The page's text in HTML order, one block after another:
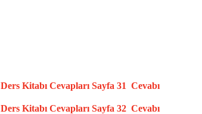
Ders Kitabı Cevapları Sayfa 31 Cevabı
Ders Kitabı Cevapları Sayfa 32 Cevabı